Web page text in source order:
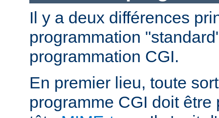
Il y a deux différences
programmation
programmation CGI.
En premier lieu, toute
programme CGI doit être